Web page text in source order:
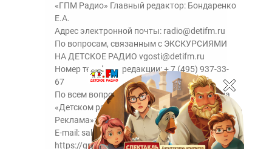
«ГПМ Радио» Главный редактор: Бондаренко
Е.А.
Адрес электронной почты: radio@detifm.ru
По вопросам, связанным с ЭКСКУРСИЯМИ
НА ДЕТСКОЕ РАДИО vgosti@detifm.ru
Номер телефона редакции:+ 7 (495) 937-33-
67
По всем вопросам размещения рекламы на
«Детском радио» - сейлз-хаус «ГПМ
Реклама»:+7 (495) 921-40-41
E-mail: sales@gazprom-media.ru
https://gpmsaleshouse.ru/